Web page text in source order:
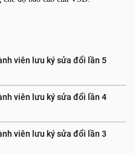
viên lưu ký sửa đổi lần 5
viên lưu ký sửa đổi lần 4
viên lưu ký sửa đổi lần 3